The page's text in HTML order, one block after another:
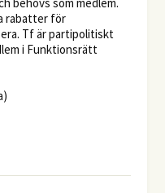
rabatter för
Tf är partipolitiskt
i Funktionsrätt